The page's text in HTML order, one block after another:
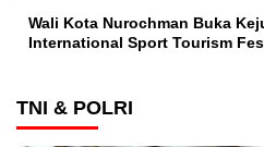
Wali Kota Nurochman Buka
International Sport Tourism
TNI & POLRI